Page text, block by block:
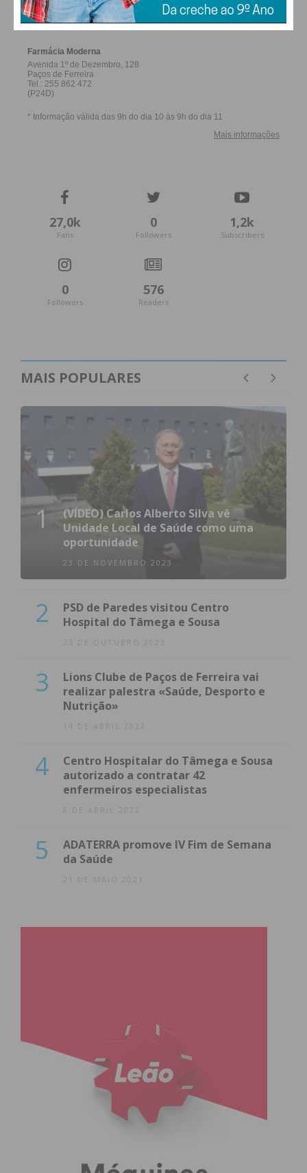
FERREIRA
27,0k
Fans
0
Followers
1,2k
Subscribers
0
Followers
576
Readers
MAIS POPULARES
1
(VÍDEO) Carlos Alberto Silva vê
Unidade Local de Saúde como uma
oportunidade
23 DE NOVEMBRO 2023
2
PSD de Paredes visitou Centro
Hospital do Tâmega e Sousa
23 DE OUTUBRO 2023
3
Lions Clube de Paços de Ferreira vai
realizar palestra «Saúde, Desporto e
Nutrição»
14 DE ABRIL 2022
4
Centro Hospitalar do Tâmega e Sousa
autorizado a contratar 42
enfermeiros especialistas
8 DE ABRIL 2022
5
ADATERRA promove IV Fim de Semana
da Saúde
21 DE MAIO 2021